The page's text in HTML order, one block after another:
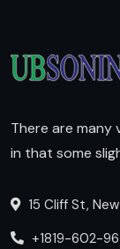
There are
in that some
15 Cliff St,
+1819-602-